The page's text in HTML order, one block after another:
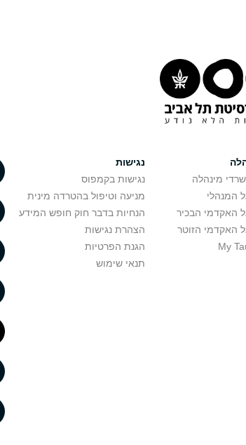
מינהלה
המנהלי
האקדמי הבכיר
האקדמי הזוטר
נגישות
נגישות בקמפוס
מניעה וטיפול בהטרדה מינית
הנחיות בדבר חוק חופש המידע
הצהרת נגישות
הגנת הפרטיות
תנאי שימוש